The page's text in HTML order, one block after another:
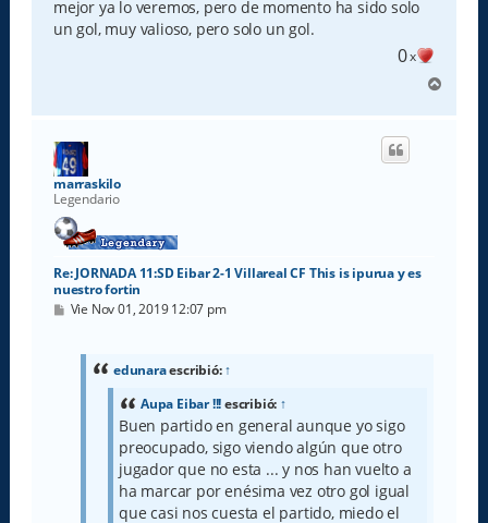
mejor ya lo veremos, pero de momento ha sido solo
un gol, muy valioso, pero solo un gol.
0x
r
marraskilo
Legendario
Re: JORNADA 11:SD Eibar 2-1 Villareal CF This is ipurua y es
nuestro fortin
M
Vie Nov 01, 2019 12:07 pm
edunaraescribió:↑
Aupa Eibar !!!escribió: ↑
Buen partido en general aunque yo sigo
preocupado, sigo viendo algún que otro
jugador que no esta ... y nos han vuelto a
ha marcar por enésima vez otro gol igual
que casi nos cuesta el partido, miedo el